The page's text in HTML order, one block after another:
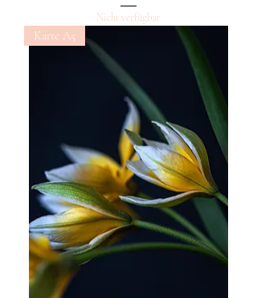
Nicht verfügbar
Karte A5